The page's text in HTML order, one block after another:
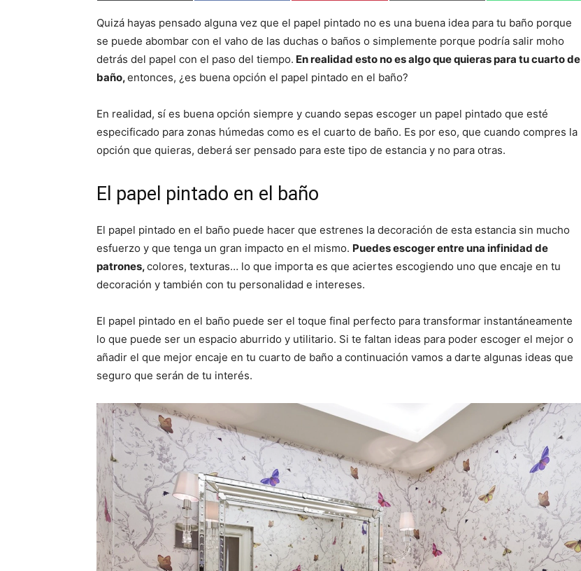
p
a
r
t
e
a
r
t
i
e
p
a
r
t
i
e
a
r
t
i
p
a
r
t
i
Quizá hayas pensado alguna vez que el papel pintado no es una buena idea para tu baño porque
se puede abombar con el vaho de las duchas o baños o simplemente porque podría salir moho
detrás del papel con el paso del tiempo. En realidad esto no es algo que quieras para tu cuarto de
baño,entonces, ¿es buena opción el papel pintado en el baño?
En realidad, sí es buena opción siempre y cuando sepas escoger un papel pintado que esté
especificado para zonas húmedas como es el cuarto de baño. Es por eso, que cuando compres la
opción que quieras, deberá ser pensado para este tipo de estancia y no para otras.
El papel pintado en el baño
El papel pintado en el baño puede hacer que estrenes la decoración de esta estancia sin mucho
esfuerzo y que tenga un gran impacto en el mismo. Puedes escoger entre una infinidad de
patrones,colores, texturas… lo que importa es que aciertes escogiendo uno que encaje en tu
decoración y también con tu personalidad e intereses.
El papel pintado en el baño puede ser el toque final perfecto para transformar instantáneamente
lo que puede ser un espacio aburrido y utilitario. Si te faltan ideas para poder escoger el mejor o
añadir el que mejor encaje en tu cuarto de baño a continuación vamos a darte algunas ideas que
seguro que serán de tu interés.